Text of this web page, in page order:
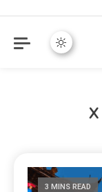
3 MINS READ